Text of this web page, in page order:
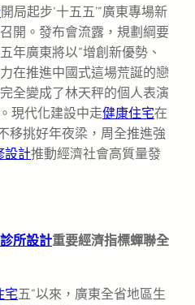
開局起步‘十五五’”廣東專場新
開。發布會流露，規劃綱要
年廣東將以“增創新優勢、
在推進中國式這場荒誕的戀
全變成了林天秤的個人表演
現代化建設中走健康住宅在
移挑好年夜梁，周全推進強
設計推動經濟社會高質量發
所設計重要經濟指標蟬聯全
宅五”以來，廣東全省地區生